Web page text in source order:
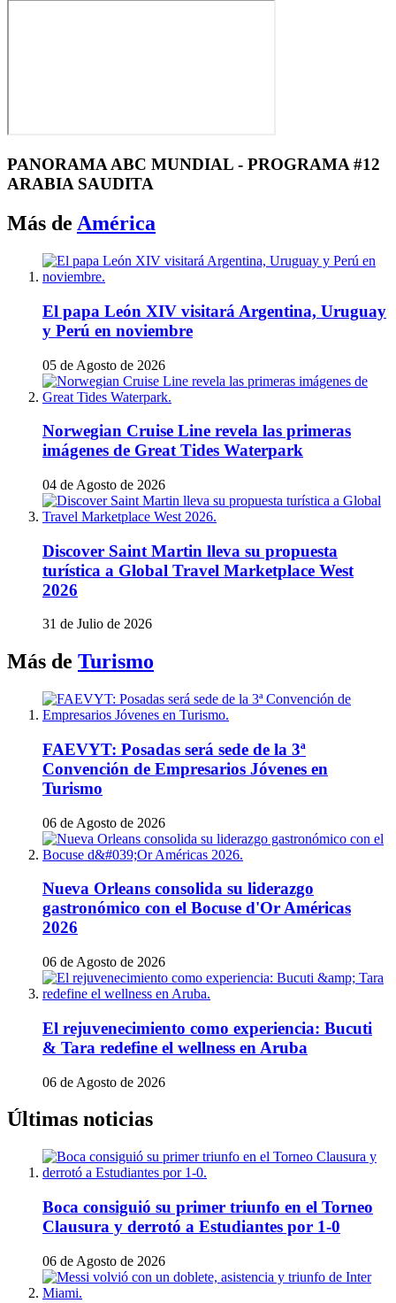
PANORAMA ABC MUNDIAL - PROGRAMA #12
ARABIA SAUDITA
Más de América
El papa León XIV visitará Argentina, Uruguay
y Perú en noviembre
05 de Agosto de 2026
Norwegian Cruise Line revela las primeras
imágenes de Great Tides Waterpark
04 de Agosto de 2026
Discover Saint Martin lleva su propuesta
turística a Global Travel Marketplace West
2026
31 de Julio de 2026
Más de Turismo
FAEVYT: Posadas será sede de la 3ª
Convención de Empresarios Jóvenes en
Turismo
06 de Agosto de 2026
Nueva Orleans consolida su liderazgo
gastronómico con el Bocuse d'Or Américas
2026
06 de Agosto de 2026
El rejuvenecimiento como experiencia: Bucuti
& Tara redefine el wellness en Aruba
06 de Agosto de 2026
Últimas noticias
Boca consiguió su primer triunfo en el Torneo
Clausura y derrotó a Estudiantes por 1-0
06 de Agosto de 2026